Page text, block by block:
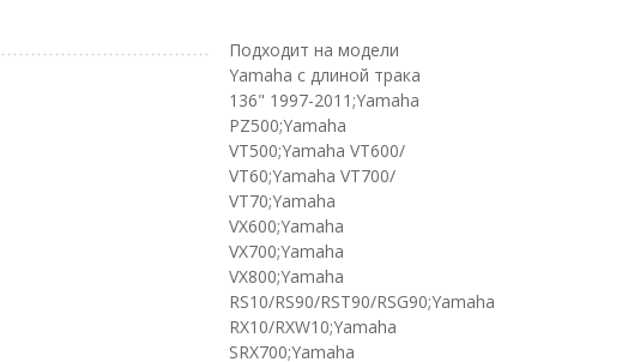
Подходит на модели
Yamaha с длиной трака
136" 1997-2011;Yamaha
PZ500;Yamaha
VT500;Yamaha VT600/
VT60;Yamaha VT700/
VT70;Yamaha
VX600;Yamaha
VX700;Yamaha
VX800;Yamaha
RS10/RS90/RST90/RSG90;Yamaha
RX10/RXW10;Yamaha
SRX700;Yamaha